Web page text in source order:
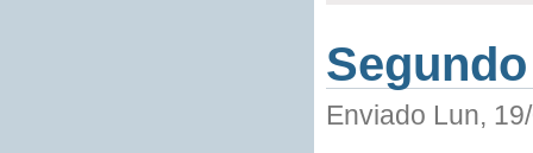
Enviado Lun,